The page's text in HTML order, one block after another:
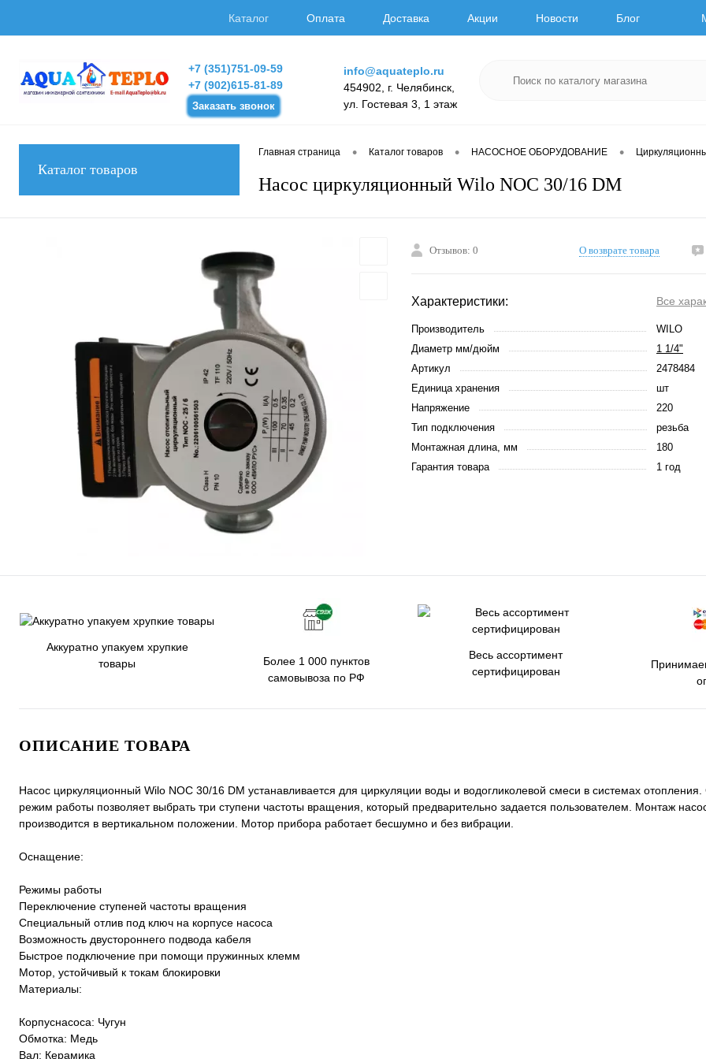
Каталог Оплата Доставка Акции Новости Блог
+7 (351)751-09-59
+7 (902)615-81-89
Заказать звонок
info@aquateplo.ru
454902, г. Челябинск,
ул. Гостевая 3, 1 этаж
Каталог товаров
Главная страница • Каталог товаров • НАСОСНОЕ ОБОРУДОВАНИЕ •
Насос циркуляционный Wilo NOC 30/16 DM
Отзывов: 0 О возврате товара
Характеристики: Все
Производитель
WILO
Диаметр мм/дюйм
1 1/4"
Артикул
2478484
Единица хранения
шт
Напряжение
220
Тип подключения
резьба
Монтажная длина, мм
180
Гарантия товара
1 год
Аккуратно упакуем хрупкие
товары
Более 1 000 пунктов
самовывоза по РФ
Весь ассортимент
сертифицирован
ОПИСАНИЕ ТОВАРА
Насос циркуляционный Wilo NOC 30/16 DM устанавливается для циркуляции воды и водогликолевой смеси в системах
режим работы позволяет выбрать три ступени частоты вращения, который предварительно задается пользователем. Монтаж
производится в вертикальном положении. Мотор прибора работает бесшумно и без вибрации.
Оснащение:
Режимы работы
Переключение ступеней частоты вращения
Специальный отлив под ключ на корпусе насоса
Возможность двустороннего подвода кабеля
Быстрое подключение при помощи пружинных клемм
Мотор, устойчивый к токам блокировки
Материалы:
Корпуснасоса: Чугун
Обмотка: Медь
Вал: Керамика